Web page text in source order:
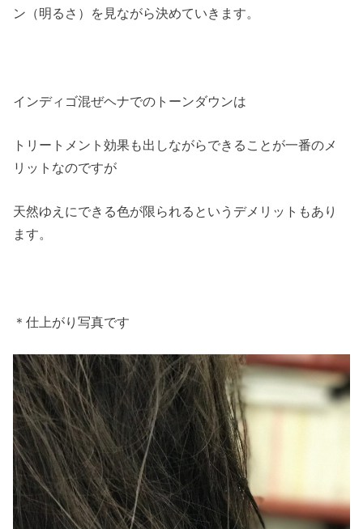
ン（明るさ）を見ながら決めていきます。
インディゴ混ぜヘナでのトーンダウンは
トリートメント効果も出しながらできることが一番のメ
リットなのですが
天然ゆえにできる色が限られるというデメリットもあり
ます。
＊仕上がり写真です